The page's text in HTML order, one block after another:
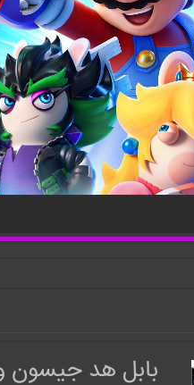
بابل هد جیسون